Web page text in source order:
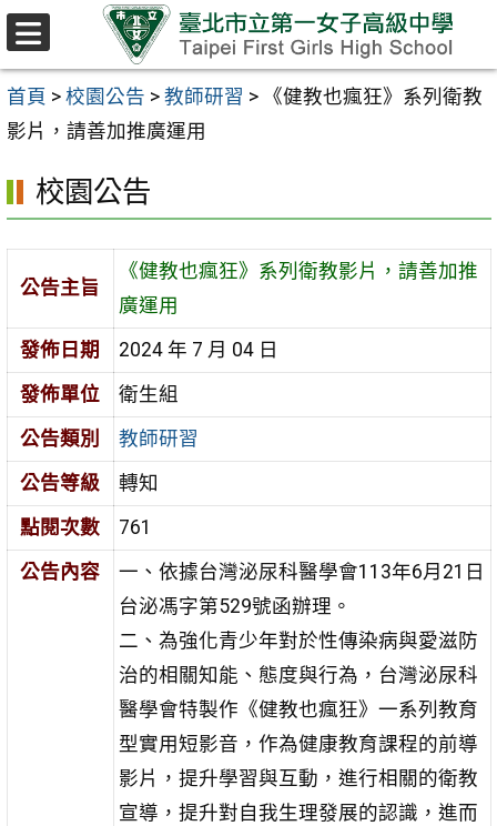
跳至主要內容區
首頁 > 校園公告 > 教師研習 >
《健教也瘋狂》系列衛教
影片，請善加推廣運用
校園公告
公告主旨
《健教也瘋狂》系列衛教影片，請善加推
廣運用
發佈日期
2024 年 7 月 04 日
發佈單位
衛生組
公告類別
教師研習
公告等級
轉知
點閱次數
761
公告內容
一、依據台灣泌尿科醫學會113年6月21日
台泌馮字第529號函辦理。
二、為強化青少年對於性傳染病與愛滋防
治的相關知能、態度與行為，台灣泌尿科
醫學會特製作《健教也瘋狂》一系列教育
型實用短影音，作為健康教育課程的前導
影片，提升學習與互動，進行相關的衛教
宣導，提升對自我生理發展的認識，進而
選
單